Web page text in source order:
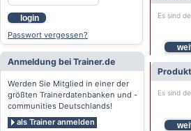
login
Passwort vergessen?
Anmeldung bei Trainer.de
Werden Sie Mitglied in einer der
größten Trainerdatenbanken und -
communities Deutschlands!
als Trainer anmelden
Es sind
Es sind